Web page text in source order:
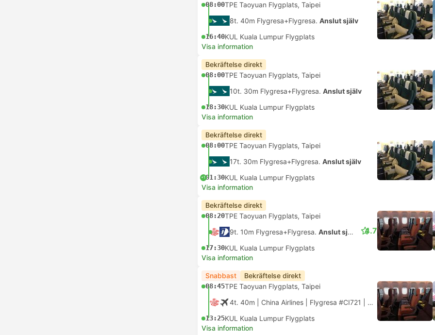
08:00TPE Taoyuan Flygplats, Taipei
8t. 40m Flygresa+Flygresa. Anslut själv
16:40KUL Kuala Lumpur Flygplats
Visa information
Bekräftelse direkt
08:00TPE Taoyuan Flygplats, Taipei
10t. 30m Flygresa+Flygresa. Anslut själv
18:30KUL Kuala Lumpur Flygplats
Visa information
Bekräftelse direkt
08:00TPE Taoyuan Flygplats, Taipei
17t. 30m Flygresa+Flygresa. Anslut själv
+101:30KUL Kuala Lumpur Flygplats
Visa information
Bekräftelse direkt
08:20TPE Taoyuan Flygplats, Taipei
9t. 10m Flygresa+Flygresa. Anslut själv
17:30KUL Kuala Lumpur Flygplats
4.7
Visa information
Snabbast Bekräftelse direkt
08:45TPE Taoyuan Flygplats, Taipei
4t. 40m | China Airlines Flygresa #CI721 Ekonomi
13:25KUL Kuala Lumpur Flygplats
Visa information